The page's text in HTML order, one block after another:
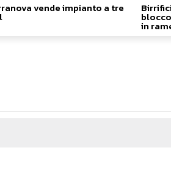
vende impianto a tre
in